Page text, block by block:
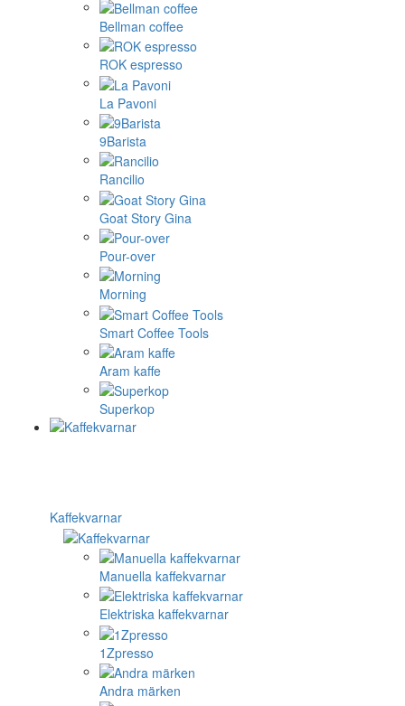
Bellman coffee
ROK espresso
La Pavoni
9Barista
Rancilio
Goat Story Gina
Pour-over
Morning
Smart Coffee Tools
Aram kaffe
Superkop
Kaffekvarnar
Manuella kaffekvarnar
Elektriska kaffekvarnar
1Zpresso
Andra märken